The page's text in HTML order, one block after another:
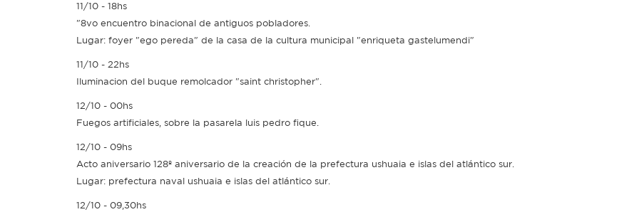
11/10 - 18hs
"8vo encuentro binacional de antiguos pobladores.
Lugar: foyer "ego pereda" de la casa de la cultura municipal "enriqueta gastelumendi"
11/10 - 22hs
Iluminacion del buque remolcador "saint christopher".
12/10 - 00hs
Fuegos artificiales, sobre la pasarela luis pedro fique.
12/10 - 09hs
Acto aniversario 128º aniversario de la creación de la prefectura ushuaia e islas del atlántico sur.
Lugar: prefectura naval ushuaia e islas del atlántico sur.
12/10 - 09,30hs